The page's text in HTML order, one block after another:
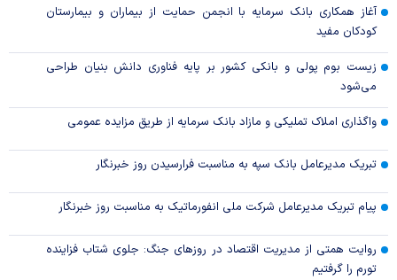
آغاز همکاری بانک سرمایه با انجمن حمایت از بیماران و بیمارستان
کودکان مفید
زیست بوم پولی و بانکی کشور بر پایه فناوری دانش بنیان طراحی
می‌شود
واگذاری املاک تملیکی و مازاد بانک سرمایه از طریق مزایده عمومی
تبریک مدیرعامل بانک سپه به مناسبت فرارسیدن روز خبرنگار
پیام تبریک مدیرعامل شرکت ملی انفورماتیک به مناسبت روز خبرنگار
روایت همتی از مدیریت اقتصاد در روزهای جنگ: جلوی شتاب فزاینده
تورم را گرفتیم